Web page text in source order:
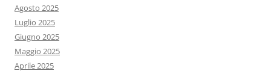
Agosto 2025
Luglio 2025
Giugno 2025
Maggio 2025
Aprile 2025